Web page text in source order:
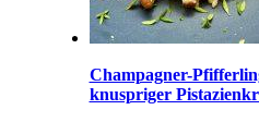
Champagner-
knuspriger